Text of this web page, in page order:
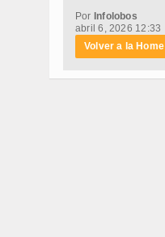
Por Infolobos
abril 6, 2026 12:33
Volver a la Home